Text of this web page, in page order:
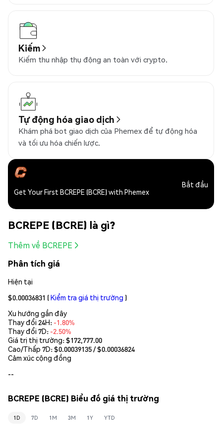
Kiếm
Kiếm thu nhập thụ động an toàn với crypto.
Tự động hóa giao dịch
Khám phá bot giao dịch của Phemex để tự động hóa
và tối ưu hóa chiến lược.
Get Your First BCREPE (BCRE) with Phemex
Bắt đầu
BCREPE (BCRE) là gì?
Thêm về BCREPE
Phân tích giá
Hiện tại
$0.00036831 (Kiểm tra giá thị trường )
Xu hướng gần đây
Thay đổi 24H: -1.80%
Thay đổi 7D: -2.50%
Giá trị thị trường:$172,777.00
Cao/Thấp 7D: $0.00039135/ $0.00036824
Cảm xúc cộng đồng
--
BCREPE (BCRE) Biểu đồ giá thị trường
1D 7D 1M 3M 1Y YTD